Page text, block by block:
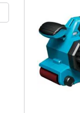
Imbiancare
Pittura
Vernice
Stucco